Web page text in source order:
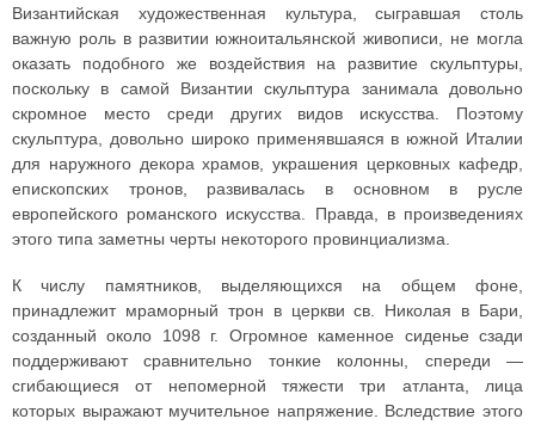
Византийская художественная культура, сыгравшая столь
важную роль в развитии южноитальянской живописи, не могла
оказать подобного же воздействия на развитие скульптуры,
поскольку в самой Византии скульптура занимала довольно
скромное место среди других видов искусства. Поэтому
скульптура, довольно широко применявшаяся в южной Италии
для наружного декора храмов, украшения церковных кафедр,
епископских тронов, развивалась в основном в русле
европейского романского искусства. Правда, в произведениях
этого типа заметны черты некоторого провинциализма.
К числу памятников, выделяющихся на общем фоне,
принадлежит мраморный трон в церкви св. Николая в Бари,
созданный около 1098 г. Огромное каменное сиденье сзади
поддерживают сравнительно тонкие колонны, спереди —
сгибающиеся от непомерной тяжести три атланта, лица
которых выражают мучительное напряжение. Вследствие этого